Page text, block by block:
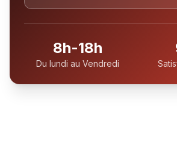
8h-18h
Du lundi au Vendredi